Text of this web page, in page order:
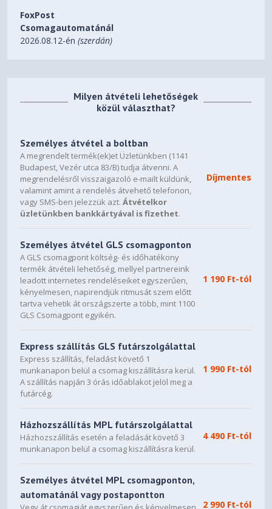
Recommended PSU
DisplayPort 2.1b *3
HDMI 2.1b *1
Accessories
Quick guide
* The terms HDMI, HDMI High-Definition Multimedia
Interface, HDMI Trade dress and the HDMI Logos are
trademarks or registered trademarks of HDMI Licensing
Administrator, Inc.
* The entire materials provided herein are for reference
only. GIGABYTE reserves the right to modify or revise the
content at anytime without prior notice.
* Advertised performance is based on maximum
theoretical interface values from respective Chipset
vendors or organization who defined the interface
specification. Actual performance may vary by system
configuration.
* All trademarks and logos are the properties of their
respective holders.
* Due to standard PC architecture, a certain amount of
memory is reserved for system usage and therefore the
actual memory size is less than the stated amount.
FoxPost
Csomagautomatánál
2026.08.12-én(szerdán)
Milyen átvételi lehetőségek
közül választhat?
Személyes átvétel a boltban
A megrendelt termék(ek)et Üzletünkben (1141
Budapest, Vezér utca 83/B) tudja átvenni. A
megrendelésről visszaigazoló e-mailt küldünk,
valamint amint a rendelés átvehető telefonon,
vagy SMS-ben jelezzük azt.Átvételkor
üzletünkben bankkártyával is fizethet.
Díjmentes
Személyes átvétel GLS csomagponton
A GLS csomagpont költség- és időhatékony
termék átvételi lehetőség, mellyel partnereink
leadott internetes rendeléseiket egyszerűen,
kényelmesen, napirendjük ritmusát szem előtt
tartva vehetik át országszerte a több, mint 1100
GLS Csomagpont egyikén.
1 190 Ft-tól
Express szállítás GLS futárszolgálattal
Express szállítás, feladást követő 1
munkanapon belül a csomag kiszállításra kerül.
A szállítás napján 3 órás időablakot jelöl meg a
futárcég.
1 990 Ft-tól
Házhozszállítás MPL futárszolgálattal
Házhozszállítás esetén a feladását követő 3
munkanapon belül a csomag kiszállításra kerül.
4 490 Ft-tól
Személyes átvétel MPL csomagponton,
automatánál vagy postapontton
2 990 Ft-tól